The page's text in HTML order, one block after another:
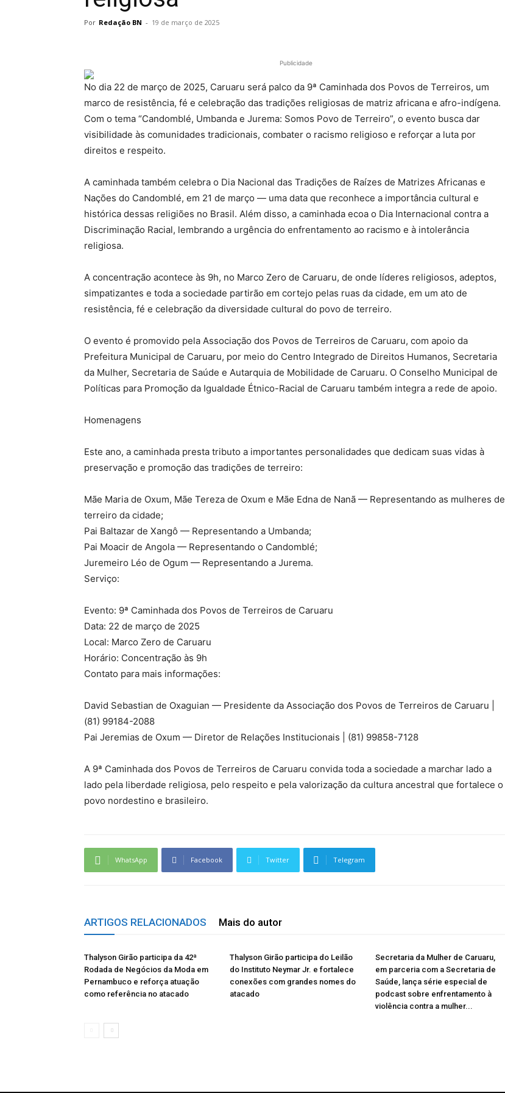
Por Redação BN - 19 de março de 2025
Publicidade
No dia 22 de março de 2025, Caruaru será palco da 9ª Caminhada dos Povos de Terreiros, um
marco de resistência, fé e celebração das tradições religiosas de matriz africana e afro-indígena.
Com o tema “Candomblé, Umbanda e Jurema: Somos Povo de Terreiro”, o evento busca dar
visibilidade às comunidades tradicionais, combater o racismo religioso e reforçar a luta por
direitos e respeito.
A caminhada também celebra o Dia Nacional das Tradições de Raízes de Matrizes Africanas e
Nações do Candomblé, em 21 de março — uma data que reconhece a importância cultural e
histórica dessas religiões no Brasil. Além disso, a caminhada ecoa o Dia Internacional contra a
Discriminação Racial, lembrando a urgência do enfrentamento ao racismo e à intolerância
religiosa.
A concentração acontece às 9h, no Marco Zero de Caruaru, de onde líderes religiosos, adeptos,
simpatizantes e toda a sociedade partirão em cortejo pelas ruas da cidade, em um ato de
resistência, fé e celebração da diversidade cultural do povo de terreiro.
O evento é promovido pela Associação dos Povos de Terreiros de Caruaru, com apoio da
Prefeitura Municipal de Caruaru, por meio do Centro Integrado de Direitos Humanos, Secretaria
da Mulher, Secretaria de Saúde e Autarquia de Mobilidade de Caruaru. O Conselho Municipal de
Políticas para Promoção da Igualdade Étnico-Racial de Caruaru também integra a rede de apoio.
Homenagens
Este ano, a caminhada presta tributo a importantes personalidades que dedicam suas vidas à
preservação e promoção das tradições de terreiro:
Mãe Maria de Oxum, Mãe Tereza de Oxum e Mãe Edna de Nanã — Representando as mulheres de
terreiro da cidade;
Pai Baltazar de Xangô — Representando a Umbanda;
Pai Moacir de Angola — Representando o Candomblé;
Juremeiro Léo de Ogum — Representando a Jurema.
Serviço:
Evento: 9ª Caminhada dos Povos de Terreiros de Caruaru
Data: 22 de março de 2025
Local: Marco Zero de Caruaru
Horário: Concentração às 9h
Contato para mais informações:
David Sebastian de Oxaguian — Presidente da Associação dos Povos de Terreiros de Caruaru |
(81) 99184-2088
Pai Jeremias de Oxum — Diretor de Relações Institucionais | (81) 99858-7128
A 9ª Caminhada dos Povos de Terreiros de Caruaru convida toda a sociedade a marchar lado a
lado pela liberdade religiosa, pelo respeito e pela valorização da cultura ancestral que fortalece o
povo nordestino e brasileiro.
WhatsApp Facebook Twitter Telegram
ARTIGOS RELACIONADOS Mais do autor
Thalyson Girão participa da 42ª
Rodada de Negócios da Moda em
Pernambuco e reforça atuação
como referência no atacado
Thalyson Girão participa do Leilão
do Instituto Neymar Jr. e fortalece
conexões com grandes nomes do
atacado
Secretaria da Mulher de Caruaru,
em parceria com a Secretaria de
Saúde, lança série especial de
podcast sobre enfrentamento à
violência contra a mulher...